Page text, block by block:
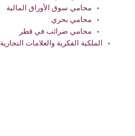
محامي سوق الأوراق المالية
محامي بحري
محامي ضرائب في قطر
الملكية الفكرية والعلامات التجارية